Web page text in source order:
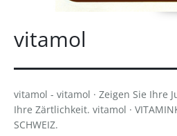
vitamol
vitamol - vitamol · Zeigen Sie Ihre
Ihre Zärtlichkeit. vitamol ·
SCHWEIZ.